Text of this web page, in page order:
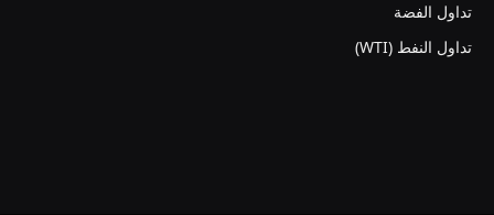
تداول الفضة
تداول النفط (WTI)